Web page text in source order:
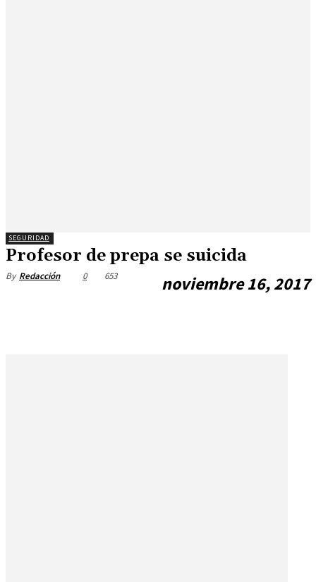
SEGURIDAD
Profesor de prepa se suicida
By Redacción noviembre 16, 2017
0 653